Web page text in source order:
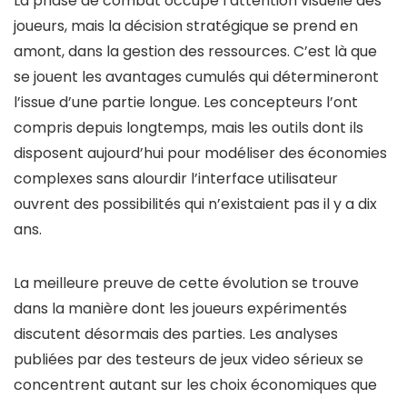
joueurs, mais la décision stratégique se prend en
amont, dans la gestion des ressources. C’est là que
se jouent les avantages cumulés qui détermineront
l’issue d’une partie longue. Les concepteurs l’ont
compris depuis longtemps, mais les outils dont ils
disposent aujourd’hui pour modéliser des économies
complexes sans alourdir l’interface utilisateur
ouvrent des possibilités qui n’existaient pas il y a dix
ans.
La meilleure preuve de cette évolution se trouve
dans la manière dont les joueurs expérimentés
discutent désormais des parties. Les analyses
publiées par des testeurs de jeux video sérieux se
concentrent autant sur les choix économiques que